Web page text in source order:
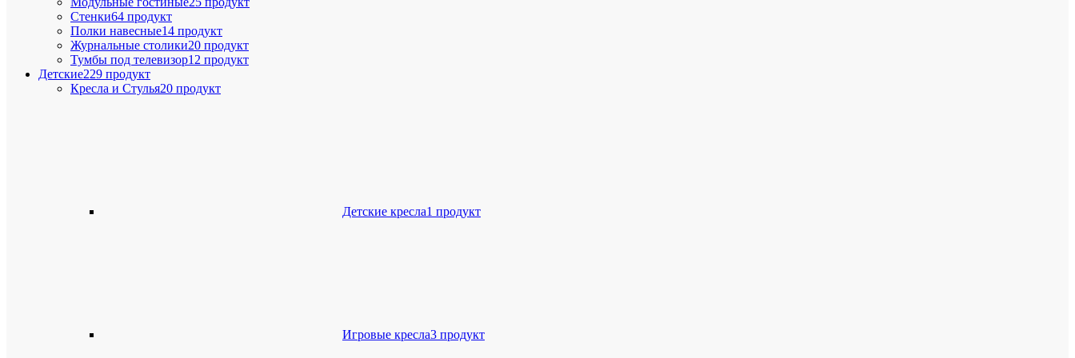
Стенки64 продукт
Полки навесные14 продукт
Журнальные столики20 продукт
Тумбы под телевизор12 продукт
Детские229 продукт
Кресла и Стулья20 продукт
Детские кресла1 продукт
Игровые кресла3 продукт